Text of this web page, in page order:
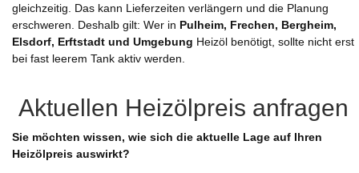
gleichzeitig. Das kann Lieferzeiten verlängern und die Planung
erschweren. Deshalb gilt: Wer in Pulheim, Frechen, Bergheim,
Elsdorf, Erftstadt und Umgebung Heizöl benötigt, sollte nicht erst
bei fast leerem Tank aktiv werden.
Aktuellen Heizölpreis anfragen
Sie möchten wissen, wie sich die aktuelle Lage auf Ihren
Heizölpreis auswirkt?